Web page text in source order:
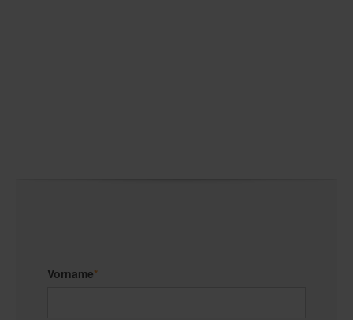
Vorname*